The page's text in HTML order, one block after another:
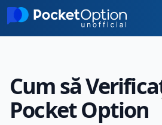
Skip to main content
Cum să
Pocket Option